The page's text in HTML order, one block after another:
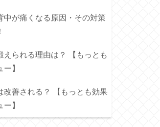
中が痛くなる原因・その対策
えられる理由は？ 【もっとも
】
改善される？ 【もっとも効果
】